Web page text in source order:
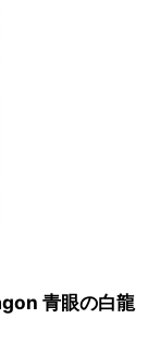
青眼の白龍